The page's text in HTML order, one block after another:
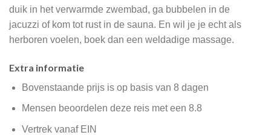
duik in het verwarmde zwembad, ga bubbelen in de
jacuzzi of kom tot rust in de sauna. En wil je je echt als
herboren voelen, boek dan een weldadige massage.
Extra informatie
Bovenstaande prijs is op basis van 8 dagen
Mensen beoordelen deze reis met een 8.8
Vertrek vanaf EIN